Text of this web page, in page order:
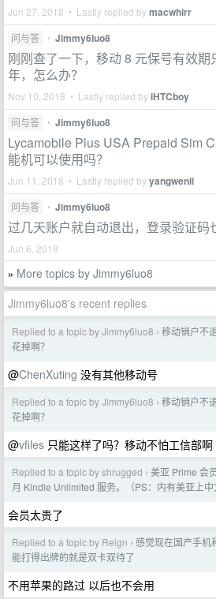
Jun 27, 2018 • Lastly replied bymacwhirr
问与答 • Jimmy6luo8
刚刚查了一下，移动 8 元保号有效期
年，怎么办？
Nov 10, 2018 • Lastly replied byiHTCboy
问与答 • Jimmy6luo8
Lycamobile Plus USA Prepaid Sim
能机可以使用吗？
Jun 11, 2018 • Lastly replied byyangwenli
问与答 • Jimmy6luo8
过几天账户就自动退出，登录验证码
Jun 6, 2018
» More topics by Jimmy6luo8
Jimmy6luo8's recent replies
Replied to a topic by Jimmy6luo8 › 移动销户不
花掉啊？
@ChenXuting 没有其他移动号
Replied to a topic by Jimmy6luo8 › 移动销户不
花掉啊？
@vfiles 只能这样了吗？移动不怕工信部啊
Replied to a topic by shrugged › 美亚 Prime 会
月 Kindle Unlimited 服务。（PS：内有美亚上中
会员太贵了
Replied to a topic by Reign › 感觉现在国产手机
能打得出牌的就是双卡双待了
不用苹果的路过 以后也不会用